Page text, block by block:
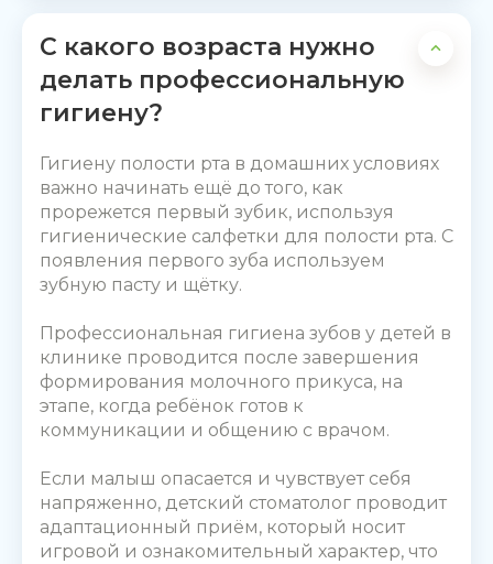
С какого возраста нужно
делать профессиональную
гигиену?
Гигиену полости рта в домашних условиях
важно начинать ещё до того, как
прорежется первый зубик, используя
гигиенические салфетки для полости рта. С
появления первого зуба используем
зубную пасту и щётку.
Профессиональная гигиена зубов у детей в
клинике проводится после завершения
формирования молочного прикуса, на
этапе, когда ребёнок готов к
коммуникации и общению с врачом.
Если малыш опасается и чувствует себя
напряженно, детский стоматолог проводит
адаптационный приём, который носит
игровой и ознакомительный характер, что